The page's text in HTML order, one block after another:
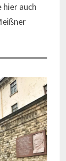
hier auch